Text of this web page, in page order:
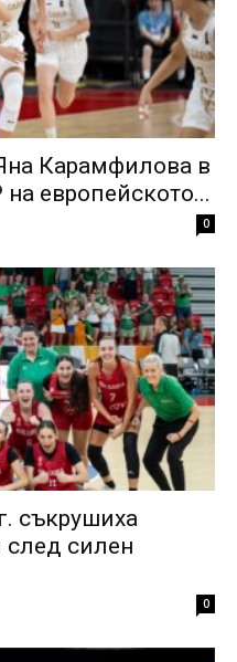
Карамфилова в
европейското...
0
съкрушиха
силен
0